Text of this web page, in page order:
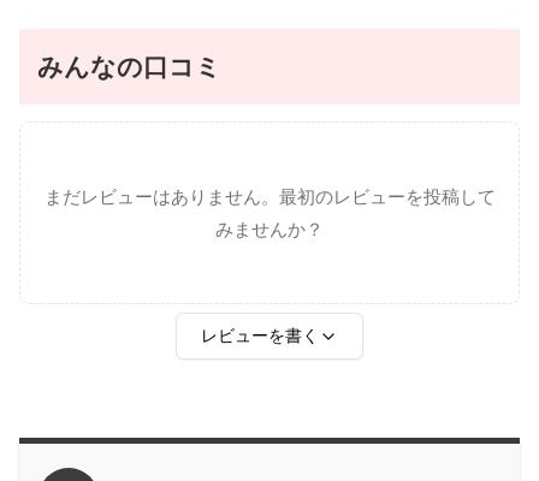
みんなの口コミ
まだレビューはありません。最初のレビューを投稿して
みませんか？
レビューを書く